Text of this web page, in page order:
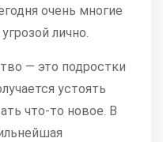
очень многие
лично.
— это подростки
устоять
что-то новое. В